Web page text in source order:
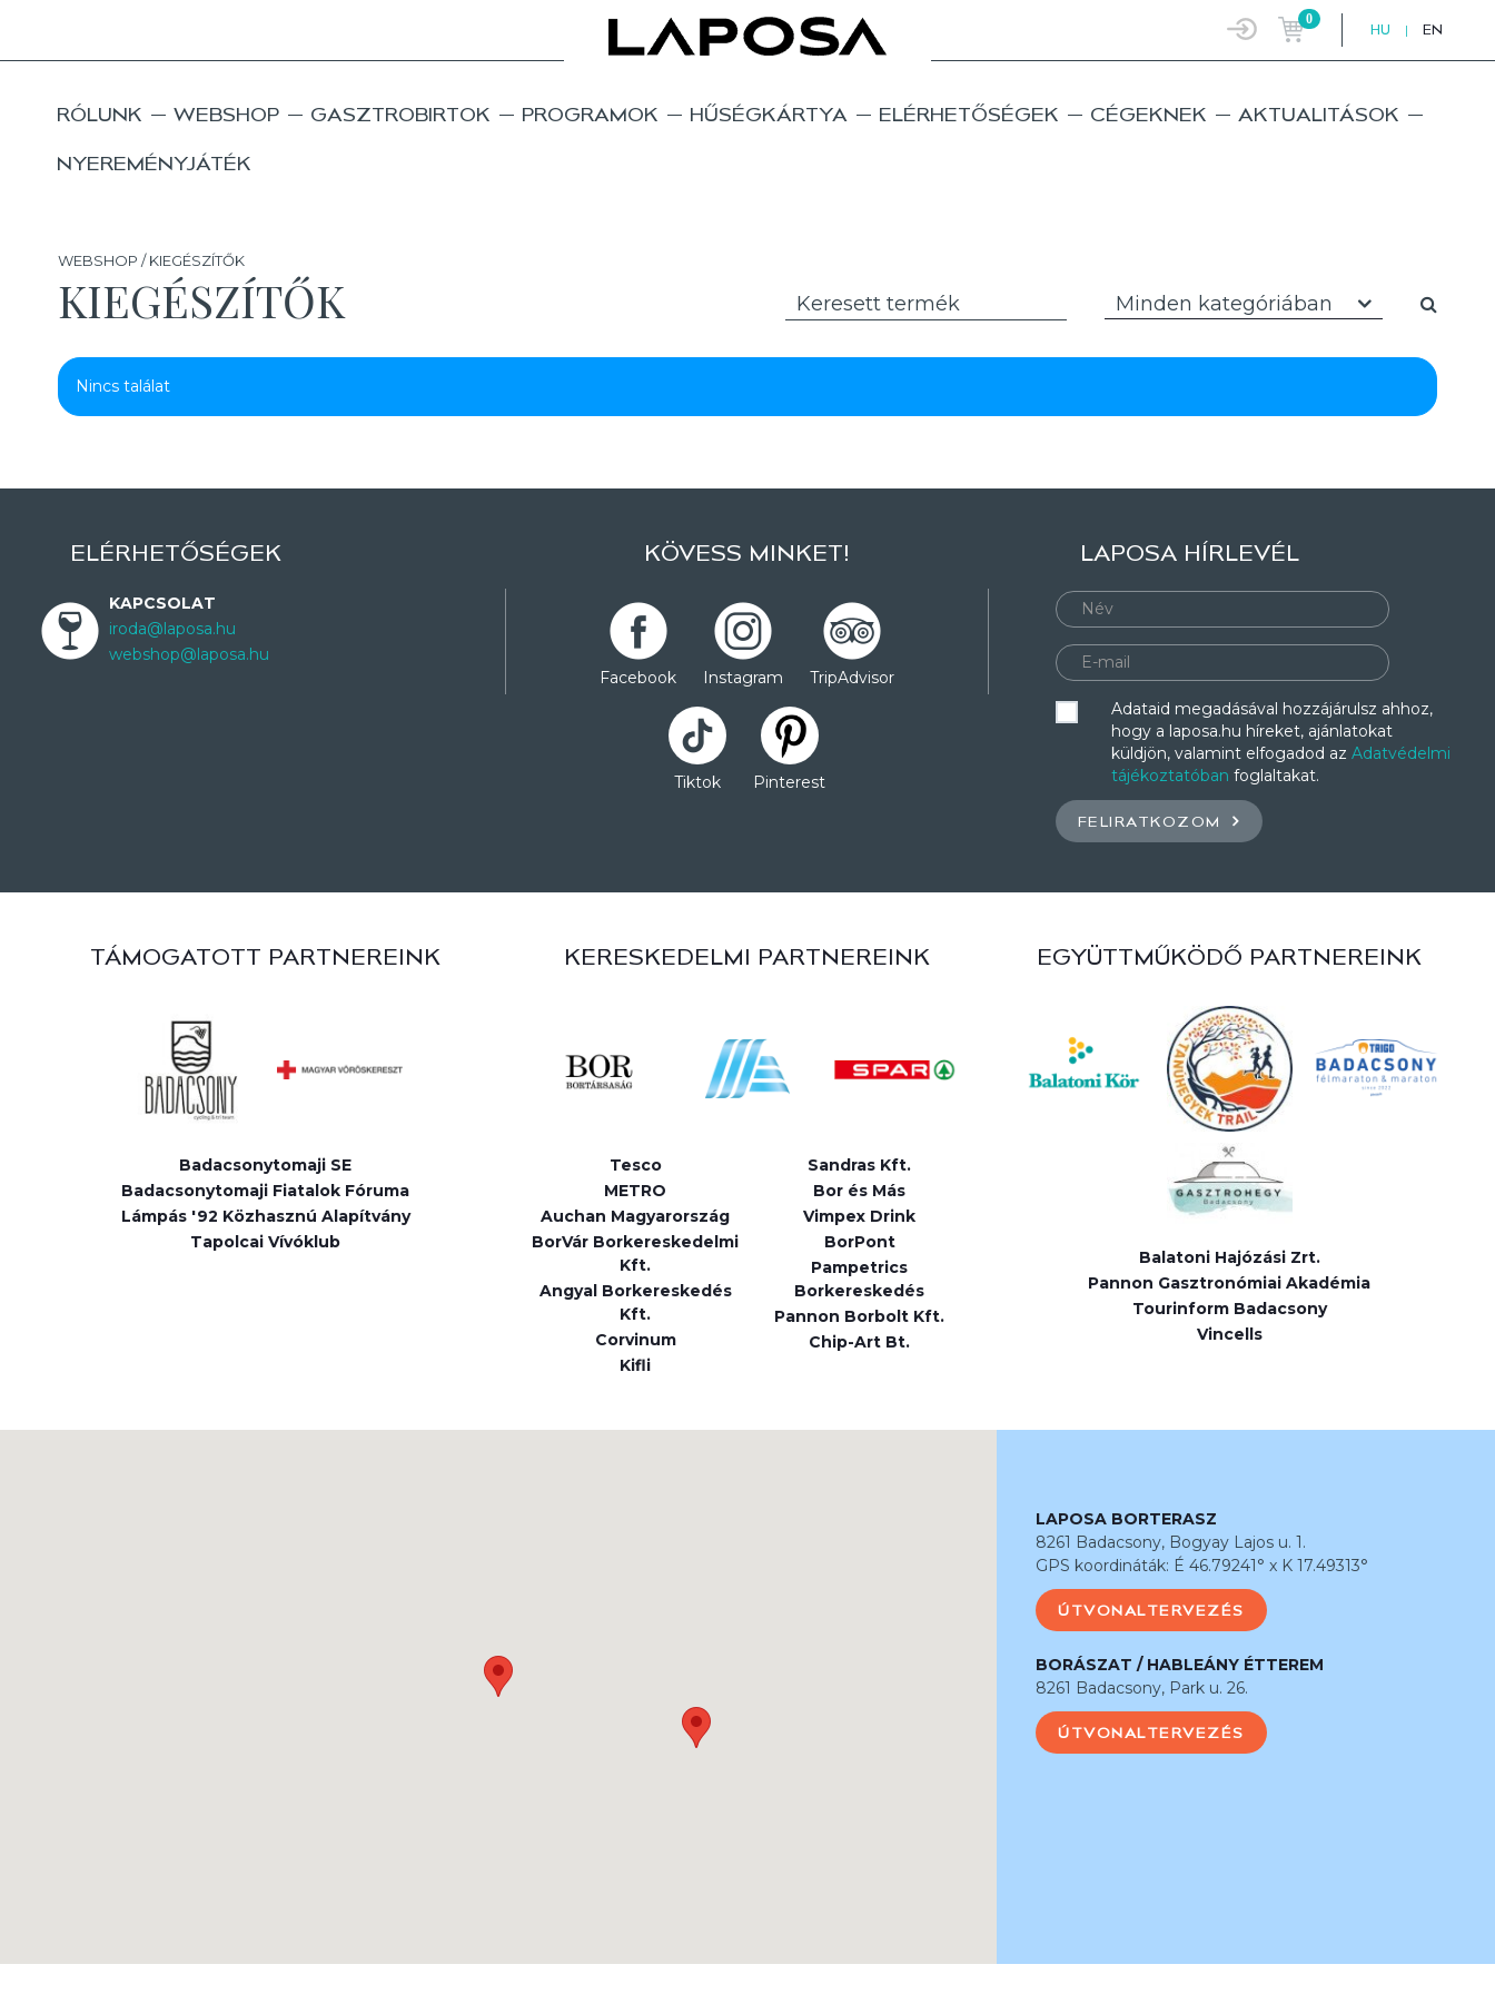
0
HU | EN
RÓLUNK WEBSHOP GASZTROBIRTOK PROGRAMOK HŰSÉGKÁRTYA ELÉRHETŐSÉGEK CÉGEKNEK AKTUALITÁSOK
NYEREMÉNYJÁTÉK
WEBSHOP / KIEGÉSZÍTŐK
KIEGÉSZÍTŐK Minden kategóriában
Nincs találat
ELÉRHETŐSÉGEK
KAPCSOLAT
iroda@laposa.hu
webshop@laposa.hu
KÖVESS MINKET!
Facebook Instagram TripAdvisor
Tiktok Pinterest
LAPOSA HÍRLEVÉL
Adataid megadásával hozzájárulsz ahhoz,
hogy a laposa.hu híreket, ajánlatokat
küldjön, valamint elfogadod az Adatvédelmi
tájékoztatóban foglaltakat.
FELIRATKOZOM
TÁMOGATOTT PARTNEREINK
Badacsonytomaji SE
Badacsonytomaji Fiatalok Fóruma
Lámpás '92 Közhasznú Alapítvány
Tapolcai Vívóklub
KERESKEDELMI PARTNEREINK
Tesco
METRO
Auchan Magyarország
BorVár Borkereskedelmi
Kft.
Angyal Borkereskedés
Kft.
Corvinum
Kifli
Sandras Kft.
Bor és Más
Vimpex Drink
BorPont
Pampetrics
Borkereskedés
Pannon Borbolt Kft.
Chip-Art Bt.
EGYÜTTMŰKÖDŐ PARTNEREINK
Balatoni Hajózási Zrt.
Pannon Gasztronómiai Akadémia
Tourinform Badacsony
Vincells
LAPOSA BORTERASZ
8261 Badacsony, Bogyay Lajos u. 1.
GPS koordináták: É 46.79241° x K 17.49313°
ÚTVONALTERVEZÉS
BORÁSZAT / HABLEÁNY ÉTTEREM
8261 Badacsony, Park u. 26.
ÚTVONALTERVEZÉS